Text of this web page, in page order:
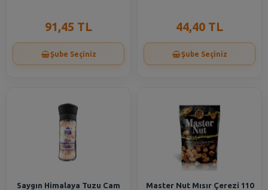
91,45 TL
Şube Seçiniz
44,40 TL
Şube Seçiniz
Saygın Himalaya Tuzu Cam
Master Nut Mısır Çerezi 110